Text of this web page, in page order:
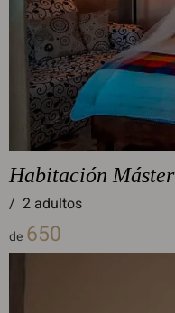
Habitación Máster
/ 2 adultos
de 650